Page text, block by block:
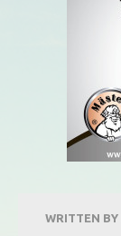
WRITTEN BY